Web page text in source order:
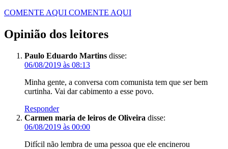
COMENTE AQUI COMENTE AQUI
Opinião dos leitores
Paulo Eduardo Martins disse:
06/08/2019 às 08:13
Minha gente, a conversa com comunista tem que ser bem
curtinha. Vai dar cabimento a esse povo.
Responder
Carmen maria de leiros de Oliveira disse:
06/08/2019 às 00:00
Difícil não lembra de uma pessoa que ele encinerou